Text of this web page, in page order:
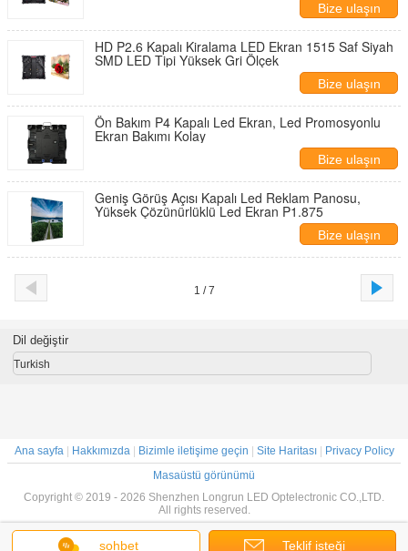
Bize ulaşın
HD P2.6 Kapalı Kiralama LED Ekran 1515 Saf Siyah
SMD LED Tipi Yüksek Gri Ölçek
Bize ulaşın
Ön Bakım P4 Kapalı Led Ekran, Led Promosyonlu
Ekran Bakımı Kolay
Bize ulaşın
Geniş Görüş Açısı Kapalı Led Reklam Panosu,
Yüksek Çözünürlüklü Led Ekran P1.875
Bize ulaşın
1 / 7
sohbet Teklif isteği
Dil değiştir
Turkish
Ana sayfa| Hakkımızda| Bizimle iletişime geçin Site Haritası|
Privacy Policy
Masaüstü görünümü
Copyright © 2019 - 2026 Shenzhen Longrun LED Optelectronic CO.,LTD.
All rights reserved.